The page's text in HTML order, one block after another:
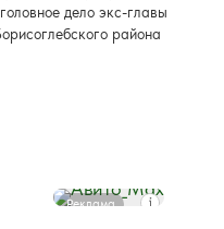
дело экс-главы
района
Реклама